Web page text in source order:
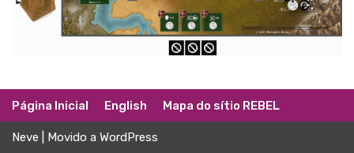
Página Inicial English Mapa do sítio REBEL
Neve | Movido a WordPress